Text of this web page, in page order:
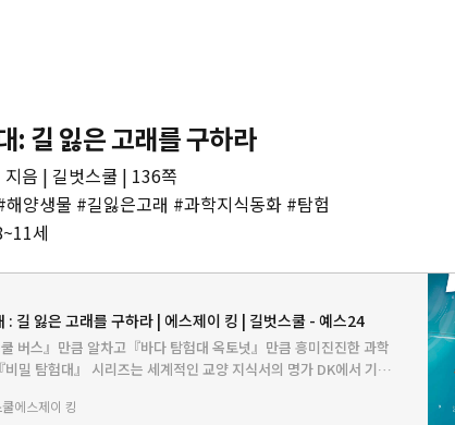
: 길 잃은 고래를 구하라
지음 | 길벗스쿨 | 136쪽
양생물 #길잃은고래 #과학지식동화 #탐험
세
: 길 잃은 고래를 구하라 | 에스제이 킹 | 길벗스쿨 - 예스24
쿨 버스』만큼 알차고『바다 탐험대 옥토넛』만큼 흥미진진한 과학
비밀 탐험대』 시리즈는 세계적인 교양 지식서의 명가 DK에서 기획
동화로, 다양한 관심사를 가진 비밀 탐험대가 임무를 수행하는 흥미
담고 있습니다.…
에스제이 킹